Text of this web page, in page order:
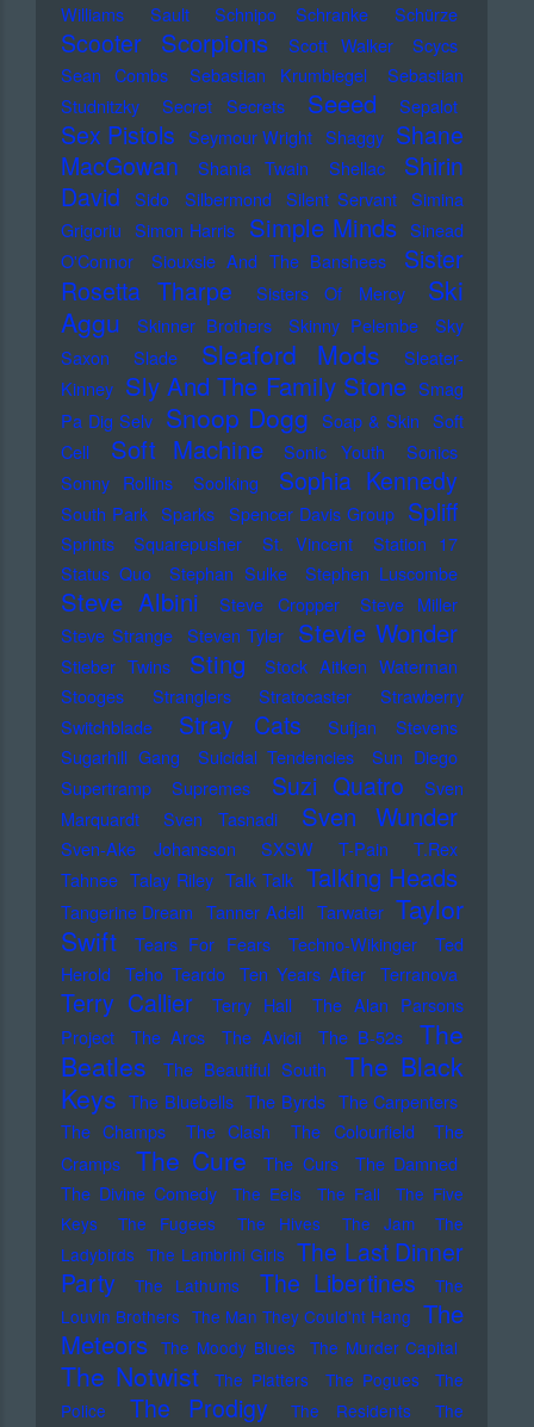
Williams
Sault Schnipo Schranke Schürze
Scooter Scorpions Scott Walker
Scycs
Sean Combs
Sebastian Krumbiegel
Sebastian
Studnitzky
Secret Secrets Seeed Sepalot
Sex Pistols Seymour Wright Shaggy Shane
MacGowan
Shania Twain Shellac
Shirin
David
Sido Silbermond Silent Servant Simina
Grigoriu Simon Harris Simple Minds Sinead
O'Connor
Siouxsie And The Banshees
Sister
Rosetta Tharpe
Sisters Of Mercy
Ski
Aggu
Skinner Brothers Skinny Pelembe
Sky
Saxon
Slade Sleaford Mods
Sleater-
Kinney Sly And The Family Stone Smag
Pa Dig Selv Snoop Dogg Soap & Skin Soft
Cell
Soft Machine Sonic Youth
Sonics
Sonny Rollins
Soolking Sophia Kennedy
South Park Sparks Spencer Davis Group Spliff
Sprints Squarepusher St. Vincent
Station 17
Status Quo
Stephan Sulke Stephen Luscombe
Steve Albini Steve Cropper
Steve Miller
Steve Strange Steven Tyler Stevie Wonder
Stieber Twins Sting
Stock Aitken Waterman
Stooges
Stranglers Stratocaster
Strawberry
Switchblade
Stray Cats
Sufjan Stevens
Sugarhill Gang
Suicidal Tendencies
Sun Diego
Supertramp
Supremes Suzi Quatro
Sven
Marquardt
Sven Tasnadi Sven Wunder
Sven-Ake Johansson SXSW T-Pain
T.Rex
Tahnee Talay Riley Talk Talk Talking Heads
Tangerine Dream Tanner Adell Tarwater Taylor
Swift
Tears For Fears Techno-Wikinger
Ted
Herold
Teho Teardo Ten Years After Terranova
Terry Callier Terry Hall
The Alan Parsons
Project
The Arcs The Avicii The B-52s
The
Beatles
The Beautiful South
The Black
Keys The Bluebells The Byrds The Carpenters
The Champs
The Clash The Colourfield
The
Cramps
The Cure The Curs
The Damned
The Divine Comedy
The Eels The Fall
The Five
Keys
The Fugees The Hives The Jam
The
Ladybirds The Lambrini Girls The Last Dinner
Party
The Lathums The Libertines
The
Louvin Brothers The Man They Could'nt Hang The
Meteors The Moody Blues The Murder Capital
The Notwist The Platters The Pogues
The
Police
The Prodigy The Residents
The